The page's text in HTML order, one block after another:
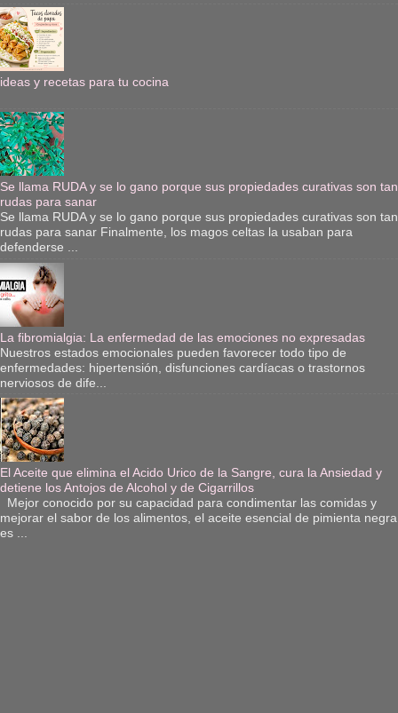
ideas y recetas para tu cocina
Se llama RUDA y se lo gano porque sus propiedades curativas son tan
rudas para sanar
Se llama RUDA y se lo gano porque sus propiedades curativas son tan
rudas para sanar Finalmente, los magos celtas la usaban para
defenderse ...
La fibromialgia: La enfermedad de las emociones no expresadas
Nuestros estados emocionales pueden favorecer todo tipo de
enfermedades: hipertensión, disfunciones cardíacas o trastornos
nerviosos de dife...
El Aceite que elimina el Acido Urico de la Sangre, cura la Ansiedad y
detiene los Antojos de Alcohol y de Cigarrillos
Mejor conocido por su capacidad para condimentar las comidas y
mejorar el sabor de los alimentos, el aceite esencial de pimienta negra
es ...